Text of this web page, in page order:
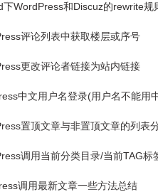
下WordPress和Discuz的rewrite规
评论列表中获取楼层或序号
更改评论者链接为站内链接
中文用户名登录(用户名不能用
置顶文章与非置顶文章的列表
调用当前分类目录/当前TAG标
调用最新文章一些方法总结